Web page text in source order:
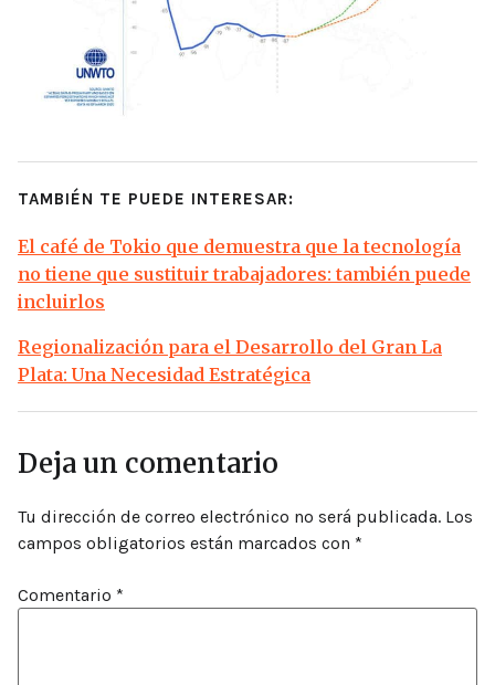
TAMBIÉN TE PUEDE INTERESAR:
El café de Tokio que demuestra que la tecnología
no tiene que sustituir trabajadores: también puede
incluirlos
Regionalización para el Desarrollo del Gran La
Plata: Una Necesidad Estratégica
Deja un comentario
Tu dirección de correo electrónico no será publicada. Los
campos obligatorios están marcados con *
Comentario *